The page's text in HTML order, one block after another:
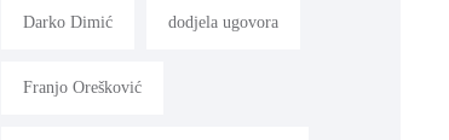
Darko Dimić dodjela ugovora
Franjo Orešković